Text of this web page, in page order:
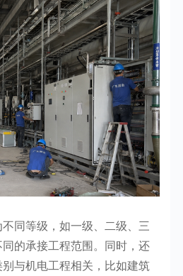
等级，如一级、二级、三
的承接工程范围。同时，还
与机电工程相关，比如建筑